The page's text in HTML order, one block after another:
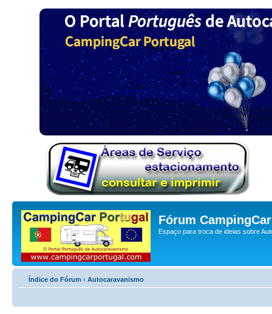
Fórum
Espaço para troca de ideias sobre
Índice do Fórum ‹ Autocaravanismo